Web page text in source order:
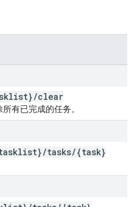
/clear
有已完成的任务。
/tasks/{task}